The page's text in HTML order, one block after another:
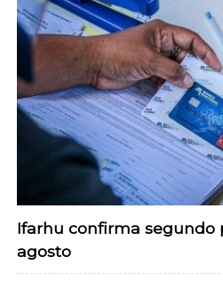
Ifarhu confirma segundo
agosto